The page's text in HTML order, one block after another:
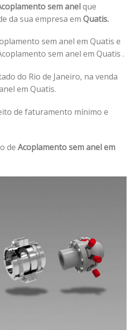
sem anelque
da sua empresa em Quatis.
sem anel em Quatis e
sem anel em Quatis .
do Rio de Janeiro, na venda
em Quatis.
de faturamento mínimo e
de Acoplamento sem anel em